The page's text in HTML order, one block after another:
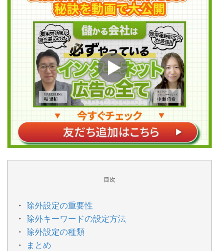
目次
除外設定の重要性
除外キーワードの設定方法
除外設定の種類
まとめ